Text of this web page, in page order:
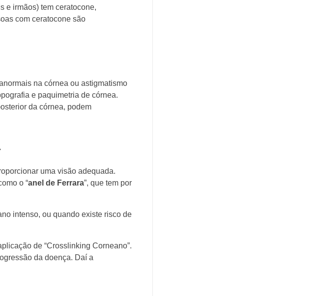
e irmãos) tem ceratocone,
com ceratocone são
na córnea ou astigmatismo
e paquimetria de córnea.
da córnea, podem
uma visão adequada.
o “anel de Ferrara”, que tem por
intenso, ou quando existe risco de
de “Crosslinking Corneano”.
da doença. Daí a